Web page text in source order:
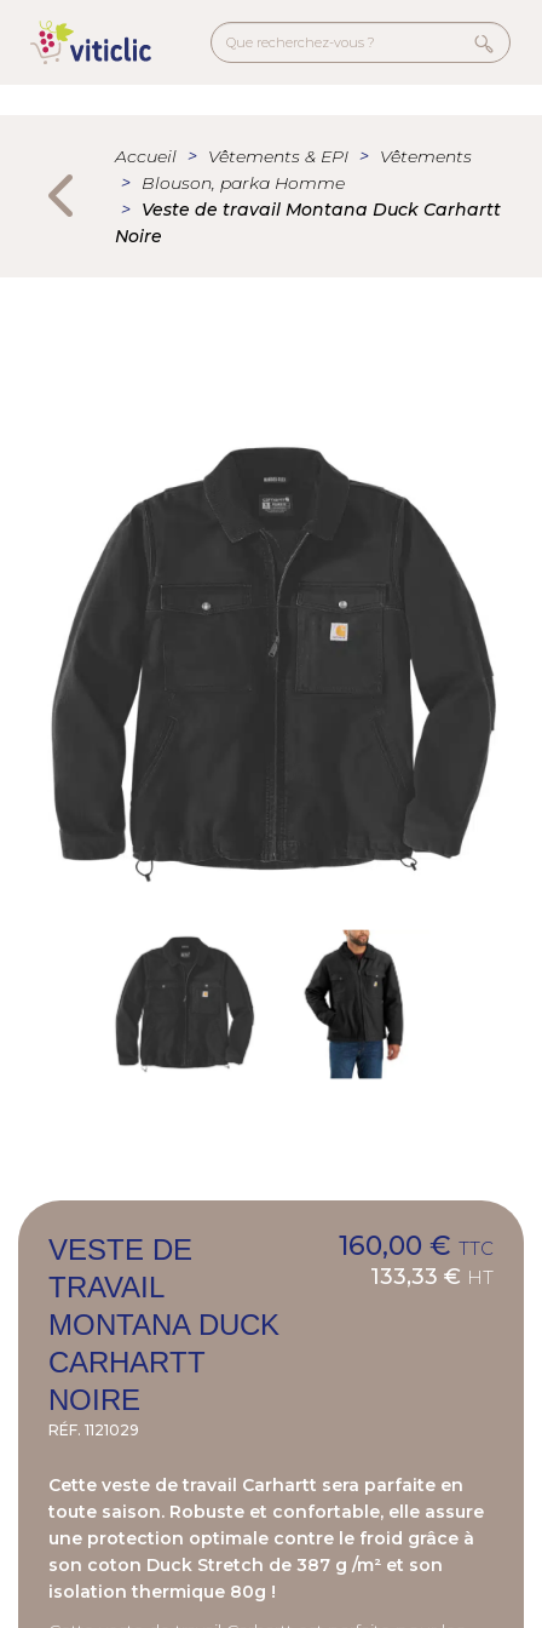
contenu
Accueil Vêtements & EPI
Vêtements
Blouson, parka Homme
Veste de travail Montana Duck Carhartt
Noire
VESTE DE
TRAVAIL
MONTANA DUCK
CARHARTT
NOIRE
RÉF. 1121029
160,00 € TTC
133,33 € HT
Cette veste de travail Carhartt sera parfaite en
toute saison. Robuste et confortable, elle assure
une protection optimale contre le froid grâce à
son coton Duck Stretch de 387 g /m² et son
isolation thermique 80g !